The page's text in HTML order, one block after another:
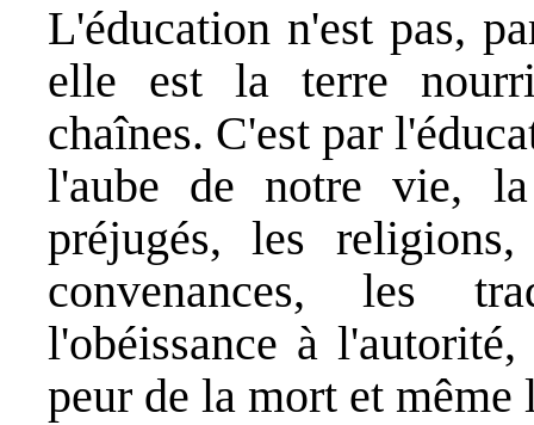
L'éducation n'est pas,
elle est la terre
chaînes. C'est par
l'aube de notre vie, la
préjugés, les
convenances, les
l'obéissance à
peur de la mort et même